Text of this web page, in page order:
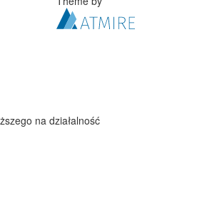
na działalność